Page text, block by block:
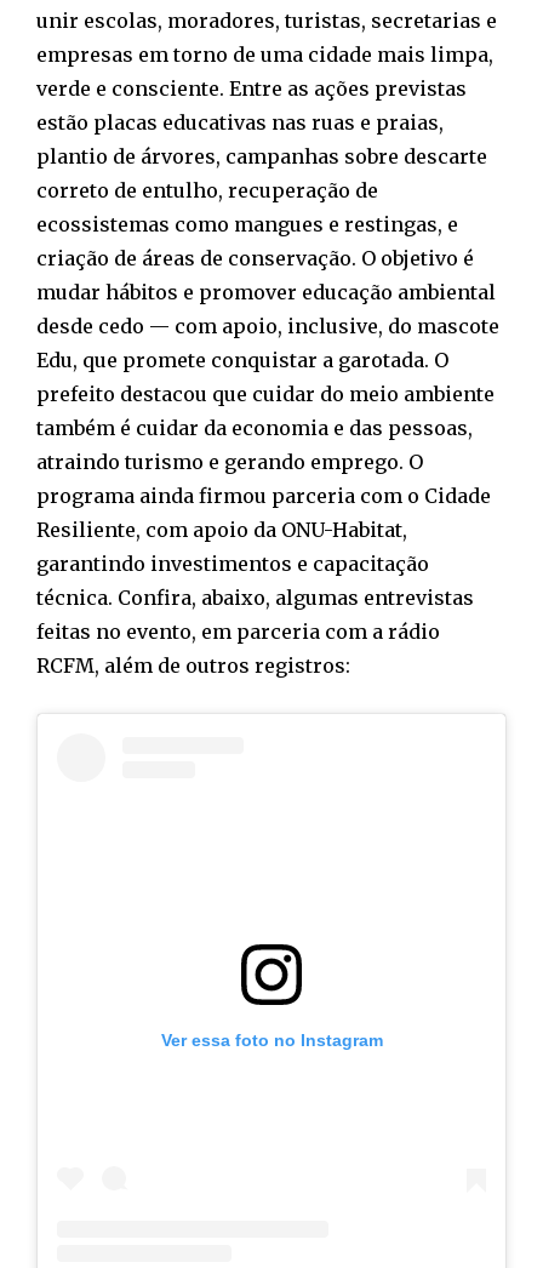
unir escolas, moradores, turistas, secretarias e
empresas em torno de uma cidade mais limpa,
verde e consciente. Entre as ações previstas
estão placas educativas nas ruas e praias,
plantio de árvores, campanhas sobre descarte
correto de entulho, recuperação de
ecossistemas como mangues e restingas, e
criação de áreas de conservação. O objetivo é
mudar hábitos e promover educação ambiental
desde cedo — com apoio, inclusive, do mascote
Edu, que promete conquistar a garotada. O
prefeito destacou que cuidar do meio ambiente
também é cuidar da economia e das pessoas,
atraindo turismo e gerando emprego. O
programa ainda firmou parceria com o Cidade
Resiliente, com apoio da ONU-Habitat,
garantindo investimentos e capacitação
técnica. Confira, abaixo, algumas entrevistas
feitas no evento, em parceria com a rádio
RCFM, além de outros registros:
Ver essa foto no Instagram